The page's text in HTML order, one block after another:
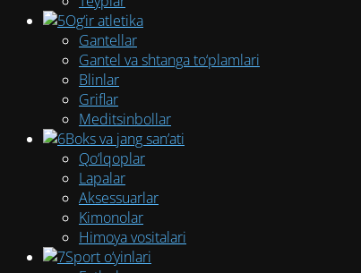
Og‘ir atletika
Gantellar
Gantel va shtanga to‘plamlari
Blinlar
Griflar
Meditsinbollar
Boks va jang san’ati
Qo‘lqoplar
Lapalar
Aksessuarlar
Kimonolar
Himoya vositalari
Sport o‘yinlari